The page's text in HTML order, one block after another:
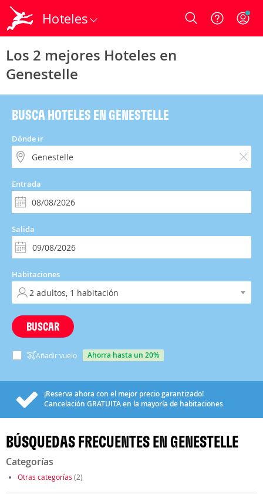
Hoteles Login
Los 2 mejores Hoteles en
Genestelle
BUSCA HOTELES EN GENESTELLE
Dónde ir
Entrada
Salida
Habitaciones
BUSCAR
Añadir vuelo ahorra hasta un 20%
¡Reserva ahora con el mejor precio garantizado!
Cancelación GRATUITAen la mayoría de habitaciones
BÚSQUEDAS FRECUENTES EN GENESTELLE
Categorías
Otras categorías (2)